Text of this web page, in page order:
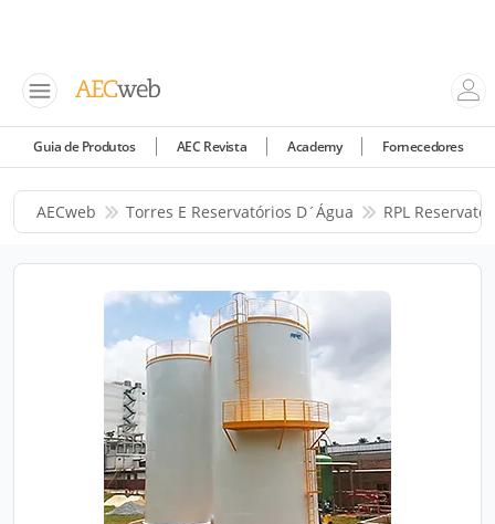
Guia de Produtos AEC Revista Academy Fornecedores
AECweb Torres E Reservatórios D´água RPL